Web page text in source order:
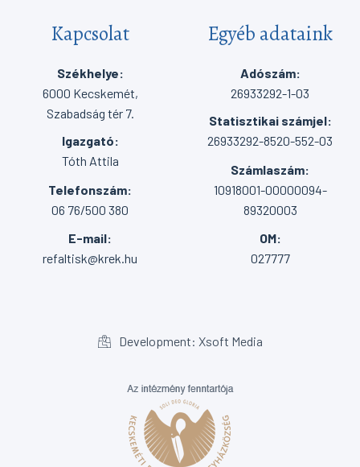
Kapcsolat
Székhelye:
6000 Kecskemét,
Szabadság tér 7.
Igazgató:
Tóth Attila
Telefonszám:
06 76/500 380
E-mail:
refaltisk@krek.hu
Egyéb adataink
Adószám:
26933292-1-03
Statisztikai számjel:
26933292-8520-552-03
Számlaszám:
10918001-00000094-
89320003
OM:
027777
Development: Xsoft Media